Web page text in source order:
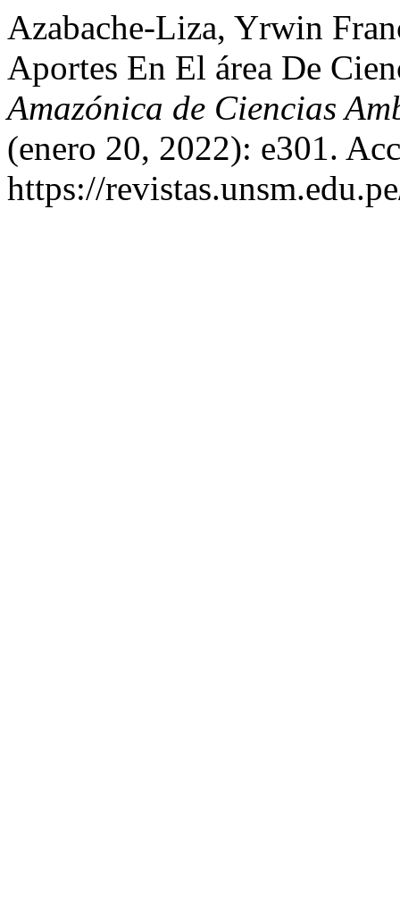
Azabache-Liza, Yrwin
Aportes En El área De
Amazónica de Ciencias
(enero 20, 2022): e301.
https://